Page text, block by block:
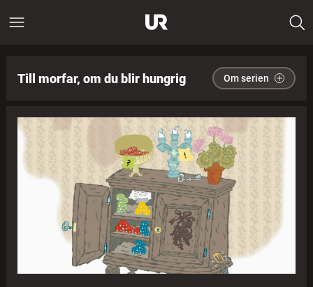
Till morfar, om du blir hungrig Om serien